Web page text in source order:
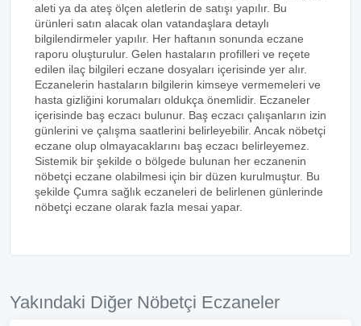
aleti ya da ateş ölçen aletlerin de satışı yapılır. Bu
ürünleri satın alacak olan vatandaşlara detaylı
bilgilendirmeler yapılır. Her haftanın sonunda eczane
raporu oluşturulur. Gelen hastaların profilleri ve reçete
edilen ilaç bilgileri eczane dosyaları içerisinde yer alır.
Eczanelerin hastaların bilgilerin kimseye vermemeleri ve
hasta gizliğini korumaları oldukça önemlidir. Eczaneler
içerisinde baş eczacı bulunur. Baş eczacı çalışanların izin
günlerini ve çalışma saatlerini belirleyebilir. Ancak nöbetçi
eczane olup olmayacaklarını baş eczacı belirleyemez.
Sistemik bir şekilde o bölgede bulunan her eczanenin
nöbetçi eczane olabilmesi için bir düzen kurulmuştur. Bu
şekilde Çumra sağlık eczaneleri de belirlenen günlerinde
nöbetçi eczane olarak fazla mesai yapar.
Yakındaki Diğer Nöbetçi Eczaneler